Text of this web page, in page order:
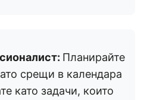
Планирайте
срещи в календара
като задачи, които